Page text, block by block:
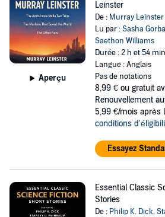
Aperçu
Leinster
De : Murray Leinster
Lu par :Sasha
Saethon Williams
Durée : 2 h et 54 min
Langue : Anglais
Pas de notations
8,99 € ou gratuit
Renouvellement
5,99 €/mois après
conditions
Essayez
Essential Classic
Stories
De : Philip K. Dick,